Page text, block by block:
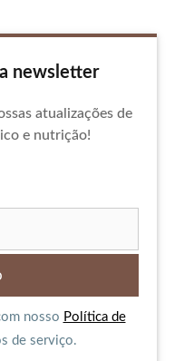
newsletter
atualizações de
e nutrição!
nosso Política de
de serviço.